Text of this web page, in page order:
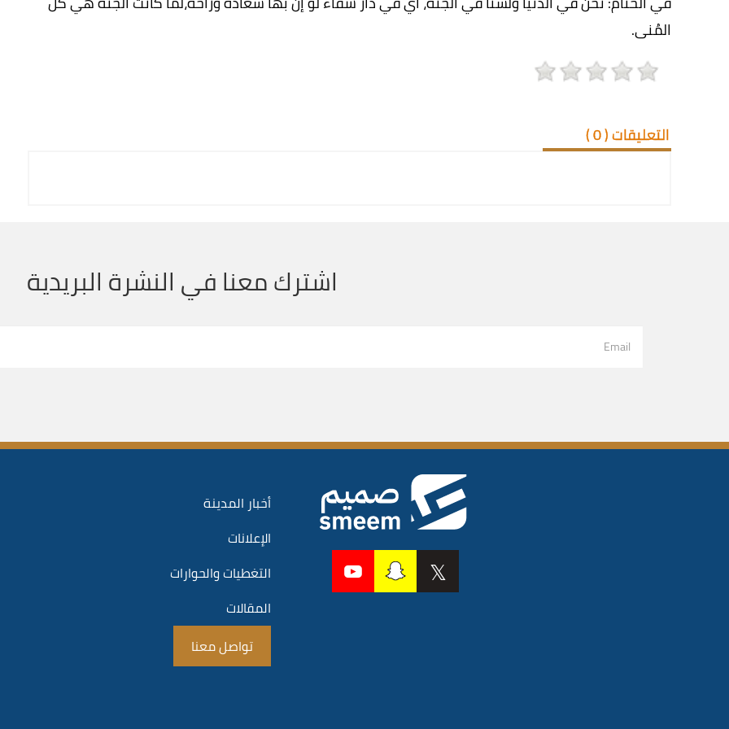
المُنى.
التعليقات (0
)
اشترك معنا في النشرة البريدية
أخبار المدينة
الإعلانات
التغطيات والحوارات
المقالات
تواصل معنا